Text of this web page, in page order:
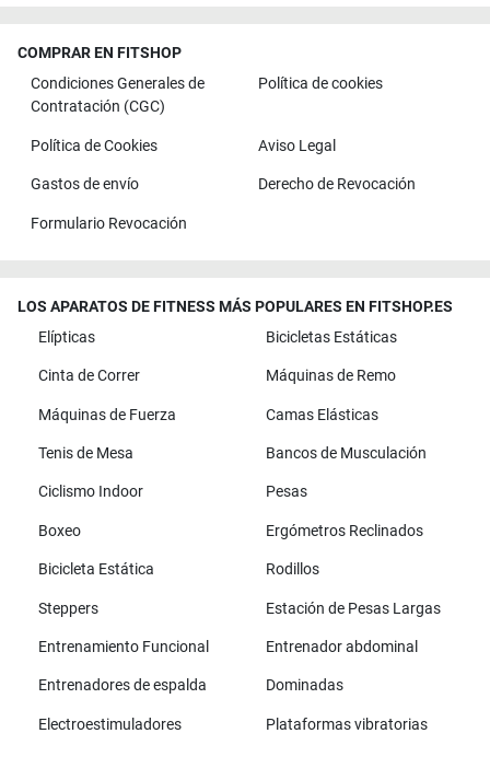
COMPRAR EN FITSHOP
Condiciones Generales de
Contratación (CGC)
Política de cookies
Política de Cookies Aviso Legal
Gastos de envío Derecho de Revocación
Formulario Revocación
LOS APARATOS DE FITNESS MÁS POPULARES EN FITSHOP.ES
Elípticas
Bicicletas Estáticas
Cinta de Correr Máquinas de Remo
Máquinas de Fuerza Camas Elásticas
Tenis de Mesa Bancos de Musculación
Ciclismo Indoor Pesas
Boxeo Ergómetros Reclinados
Bicicleta Estática Rodillos
Steppers Estación de Pesas Largas
Entrenamiento Funcional Entrenador abdominal
Entrenadores de espalda Dominadas
Electroestimuladores Plataformas vibratorias